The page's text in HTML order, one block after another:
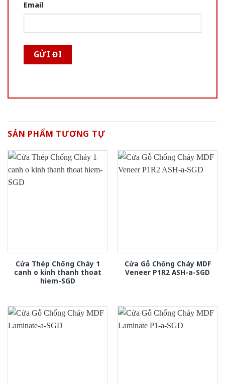
Email
SẢN PHẨM TƯƠNG TỰ
Cửa Thép Chống Cháy 1
canh o kinh thanh thoat
hiem-SGD
Cửa Gỗ Chống Cháy MDF
Veneer P1R2 ASH-a-SGD